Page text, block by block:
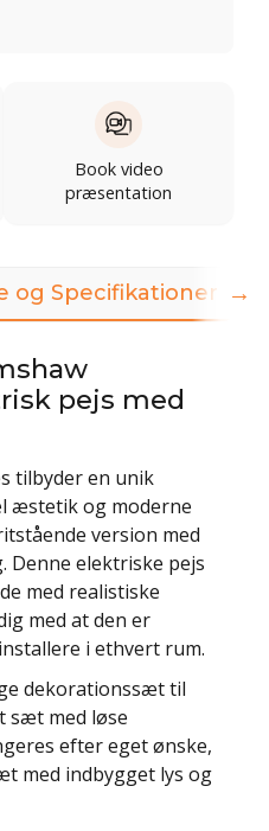
Book video
præsentation
og Specifikationer
pejs med
tilbyder en unik
æstetik og moderne
version med
elektriske pejs
med realistiske
med at den er
i ethvert rum.
dekorationssæt til
sæt med løse
efter eget ønske,
med indbygget lys og
→